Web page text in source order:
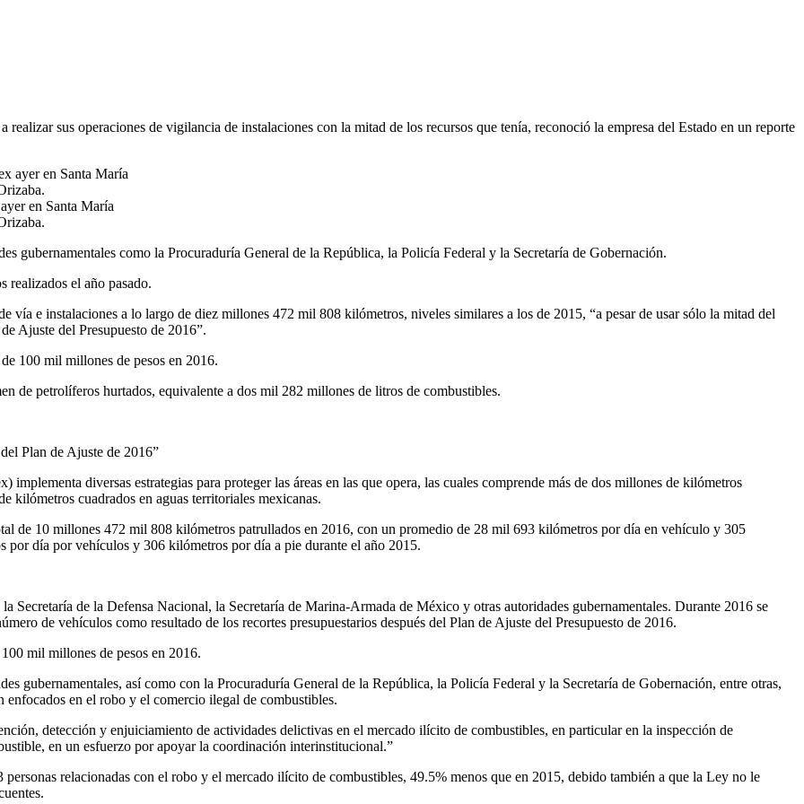
sus operaciones de vigilancia de instalaciones con la mitad de los recursos que tenía, reconoció la empresa del Estado en un reporte
en Santa María
gubernamentales como la Procuraduría General de la República, la Policía Federal y la Secretaría de Gobernación.
realizados el año pasado.
vía e instalaciones a lo largo de diez millones 472 mil 808 kilómetros, niveles similares a los de 2015, “a pesar de usar sólo la mitad del
Ajuste del Presupuesto de 2016”.
100 mil millones de pesos en 2016.
de petrolíferos hurtados, equivalente a dos mil 282 millones de litros de combustibles.
Plan de Ajuste de 2016”
implementa diversas estrategias para proteger las áreas en las que opera, las cuales comprende más de dos millones de kilómetros
kilómetros cuadrados en aguas territoriales mexicanas.
de 10 millones 472 mil 808 kilómetros patrullados en 2016, con un promedio de 28 mil 693 kilómetros por día en vehículo y 305
día por vehículos y 306 kilómetros por día a pie durante el año 2015.
Secretaría de la Defensa Nacional, la Secretaría de Marina-Armada de México y otras autoridades gubernamentales. Durante 2016 se
de vehículos como resultado de los recortes presupuestarios después del Plan de Ajuste del Presupuesto de 2016.
mil millones de pesos en 2016.
gubernamentales, así como con la Procuraduría General de la República, la Policía Federal y la Secretaría de Gobernación, entre otras,
en el robo y el comercio ilegal de combustibles.
detección y enjuiciamiento de actividades delictivas en el mercado ilícito de combustibles, en particular en la inspección de
en un esfuerzo por apoyar la coordinación interinstitucional.”
relacionadas con el robo y el mercado ilícito de combustibles, 49.5% menos que en 2015, debido también a que la Ley no le